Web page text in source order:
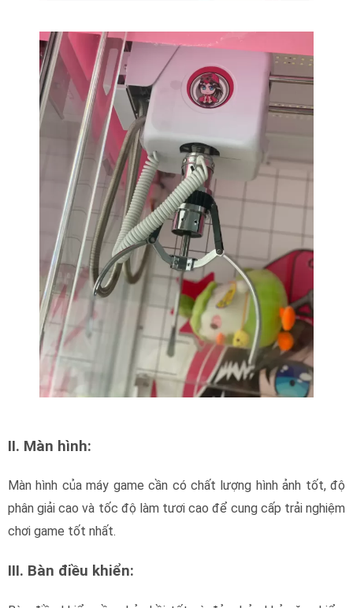
II. Màn hình:
Màn hình của máy game cần có chất lượng hình ảnh tốt, độ
phân giải cao và tốc độ làm tươi cao để cung cấp trải nghiệm
chơi game tốt nhất.
III. Bàn điều khiển: